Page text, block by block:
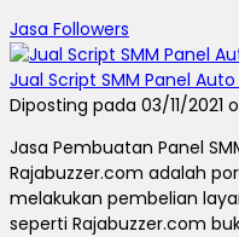
Jasa Followers
Jual Script SMM Panel
Diposting pada 03/11/2021
Jasa Pembuatan Panel
Rajabuzzer.com adalah
melakukan pembelian
seperti Rajabuzzer.com